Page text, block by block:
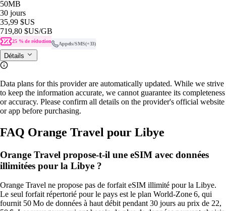
50MB
30 jours
35,99 $US
719,80 $US/GB
25 % de réduction Appels/SMS(+33)
Détails
Data plans for this provider are automatically updated. While we strive
to keep the information accurate, we cannot guarantee its completeness
or accuracy. Please confirm all details on the provider's official website
or app before purchasing.
FAQ Orange Travel pour Libye
Orange Travel propose-t-il une eSIM avec données
illimitées pour la Libye ?
Orange Travel ne propose pas de forfait eSIM illimité pour la Libye.
Le seul forfait répertorié pour le pays est le plan World‑Zone 6, qui
fournit 50 Mo de données à haut débit pendant 30 jours au prix de 22,